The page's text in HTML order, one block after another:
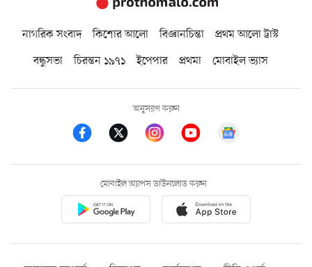
নাগরিক সংবাদ কিশোর আলো বিজ্ঞানচিন্তা
প্রথম আলো ট্রাস্ট
বন্ধুসভা
চিরন্তন ১৯৭১ ইপেপার প্রথমা মোবাইল ভ্যাস
অনুসরণ করুন
মোবাইল অ্যাপস ডাউনলোড করুন